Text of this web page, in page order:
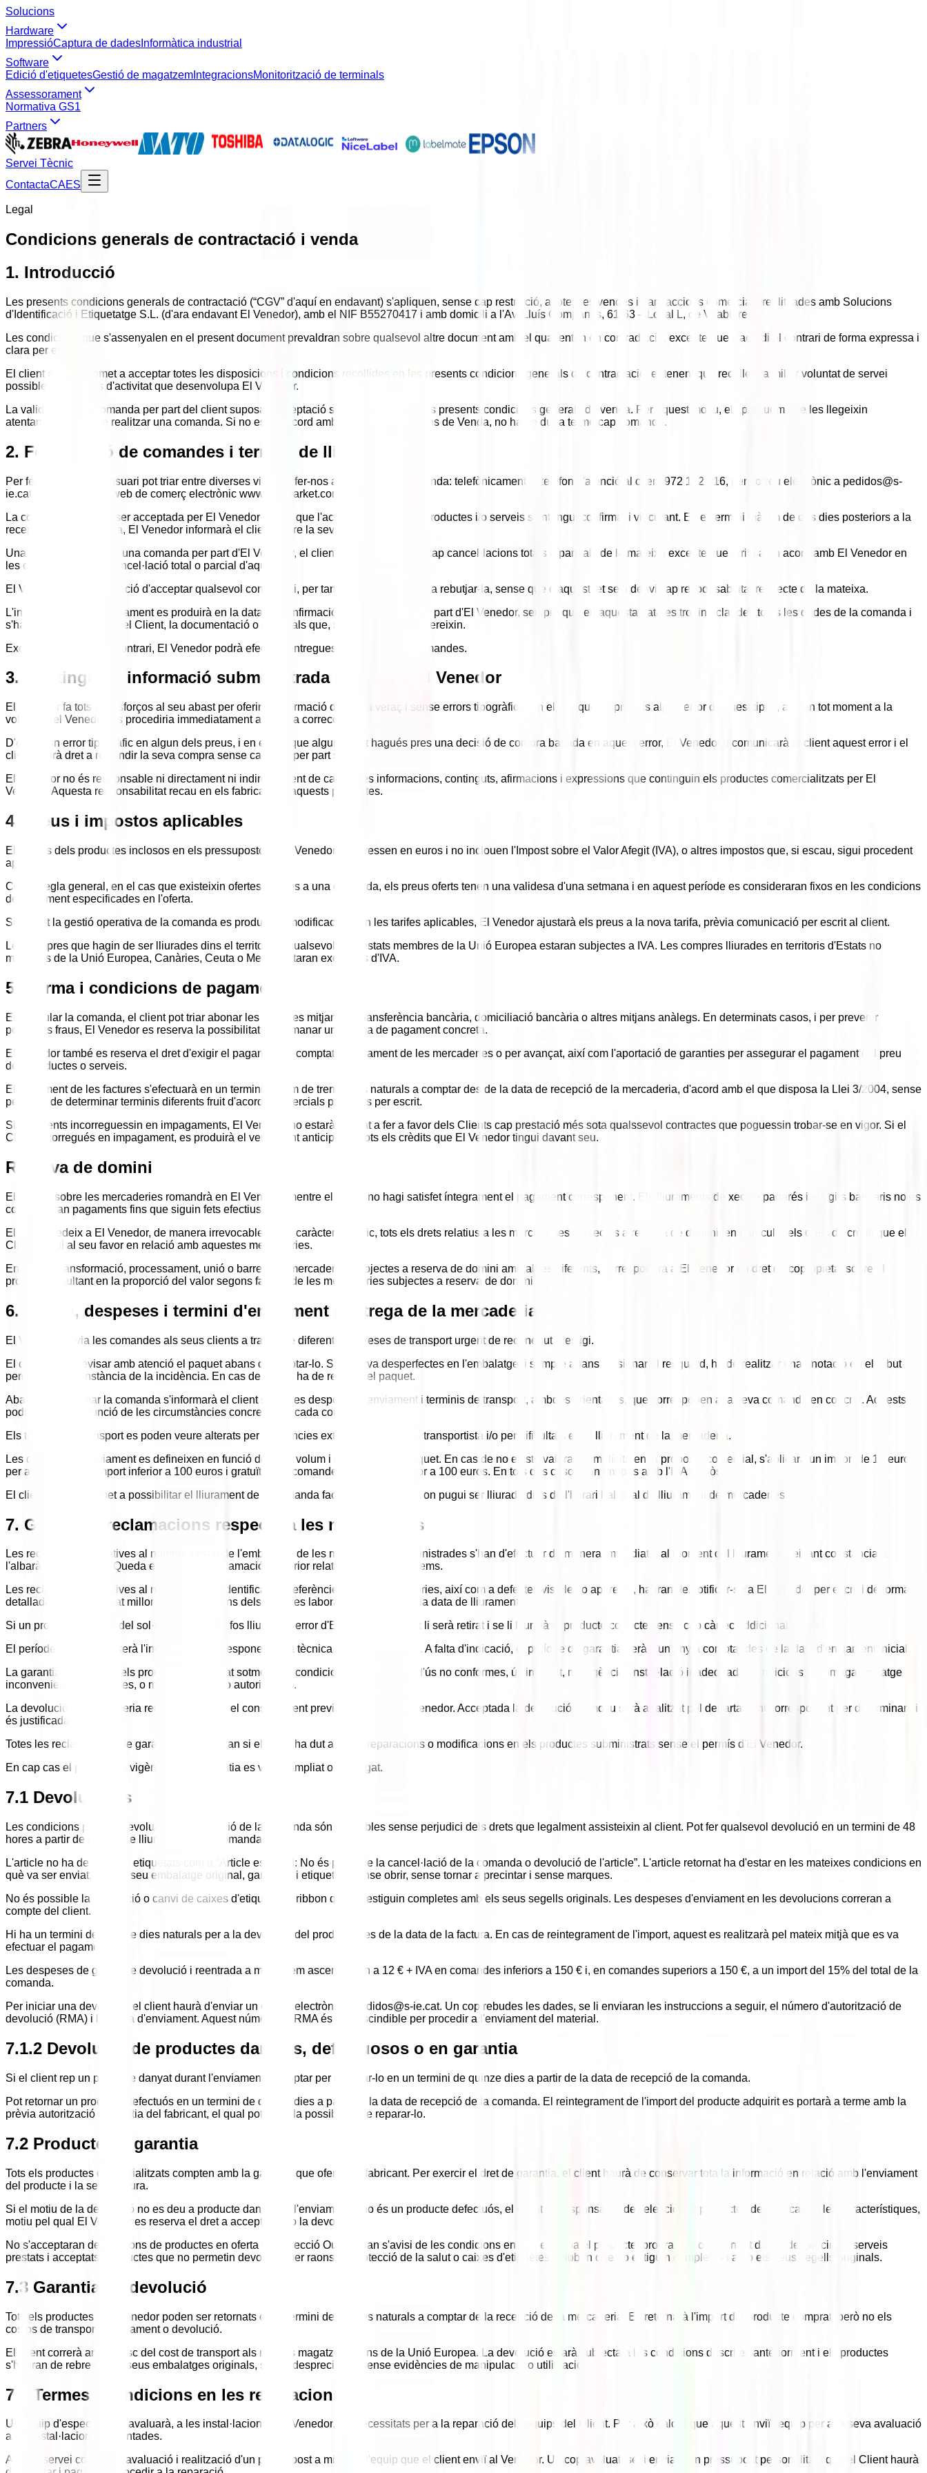
Solucions
Hardware
ImpressióCaptura de dades Informàtica industrial
Software
Edició d'etiquetesGestió de magatzem IntegracionsMonitorització de terminals
Assessorament
Normativa GS1
Partners
Servei Tècnic
ContactaCAES
Legal
Condicions generals de contractació i venda
1. Introducció
Les presents condicions generals de contractació (“CGV” d'aquí en endavant) s'apliquen, sense cap restricció, a totes les vendes i transaccions comercials realitzades amb Solucions
d'Identificació i Etiquetatge S.L. (d'ara endavant El Venedor), amb el NIF B55270417 i amb domicili a l'Av. Lluís Companys, 61-63 – Local L, de Vilablareix.
Les condicions que s'assenyalen en el present document prevaldran sobre qualsevol altre document amb el qual entrin en contradicció, excepte que s'acordi el contrari de forma expressa i
clara per escrit.
El client es compromet a acceptar totes les disposicions i condicions recollides en les presents condicions generals de contractació, entenent que recullen la millor voluntat de servei
possible per al tipus d'activitat que desenvolupa El Venedor.
La validació de la comanda per part del client suposa l'acceptació sense reserves de les presents condicions generals de venda. Per aquest motiu, els preguem que les llegeixin
atentament abans de realitzar una comanda. Si no està d'acord amb totes les Condicions de Venda, no ha de dur a terme cap comanda.
2. Formulació de comandes i termini de lliurament
Per fer una compra, l'usuari pot triar entre diverses vies per fer-nos arribar la seva comanda: telefònicament al telèfon d'atenció al client 972 102 616, per correu electrònic a pedidos@s-
ie.cat o a través de la web de comerç electrònic www.s-iemarket.com.
La comanda haurà de ser acceptada per El Venedor per tal que l'acord de venda dels productes i/o serveis s'entengui confirmat i vinculant. En el termini màxim de dos dies posteriors a la
recepció de la comanda, El Venedor informarà el client sobre la seva acceptació.
Una vegada acceptada una comanda per part d'El Venedor, el client no podrà portar a cap cancel·lacions totals o parcials de la mateixa excepte que arribi a un acord amb El Venedor en
les condicions per la cancel·lació total o parcial d'aquesta.
El Venedor no té l'obligació d'acceptar qualsevol comanda i, per tant, es reserva el dret a rebutjar-la, sense que d'aquest fet se'n derivi cap responsabilitat respecte de la mateixa.
L'inici del termini de lliurament es produirà en la data de confirmació de la comanda per part d'El Venedor, sempre que en aquesta data es trobin aclarides totes les dades de la comanda i
s'hagi aportat, per part del Client, la documentació o materials que, si és el cas, es requereixin.
Excepte si es pacta el contrari, El Venedor podrà efectuar entregues parcials de les comandes.
3. Continguts i informació subministrada per part d'El Venedor
El Venedor fa tots els esforços al seu abast per oferir la informació de forma veraç i sense errors tipogràfics. En el cas que es produís algun error d'aquest tipus, aliè en tot moment a la
voluntat del Venedor, es procediria immediatament a la seva correcció.
D'existir un error tipogràfic en algun dels preus, i en el cas que algun client hagués pres una decisió de compra basada en aquest error, El Venedor li comunicarà al client aquest error i el
client tindrà dret a rescindir la seva compra sense cap cost per part seva.
El Venedor no és responsable ni directament ni indirectament de cap de les informacions, continguts, afirmacions i expressions que continguin els productes comercialitzats per El
Venedor. Aquesta responsabilitat recau en els fabricants d'aquests productes.
4. Preus i impostos aplicables
Els preus dels productes inclosos en els pressupostos d'El Venedor s'expressen en euros i no inclouen l'Impost sobre el Valor Afegit (IVA), o altres impostos que, si escau, sigui procedent
aplicar.
Com a regla general, en el cas que existeixin ofertes prèvies a una comanda, els preus oferts tenen una validesa d'una setmana i en aquest període es consideraran fixos en les condicions
de pagament especificades en l'oferta.
Si durant la gestió operativa de la comanda es produïssin modificacions en les tarifes aplicables, El Venedor ajustarà els preus a la nova tarifa, prèvia comunicació per escrit al client.
Les compres que hagin de ser lliurades dins el territori de qualsevol dels estats membres de la Unió Europea estaran subjectes a IVA. Les compres lliurades en territoris d'Estats no
membres de la Unió Europea, Canàries, Ceuta o Melilla estaran exemptes d'IVA.
5. Forma i condicions de pagament
En formular la comanda, el client pot triar abonar les compres mitjançant transferència bancària, domiciliació bancària o altres mitjans anàlegs. En determinats casos, i per prevenir
possibles fraus, El Venedor es reserva la possibilitat de demanar una forma de pagament concreta.
El Venedor també es reserva el dret d'exigir el pagament al comptat al lliurament de les mercaderies o per avançat, així com l'aportació de garanties per assegurar el pagament del preu
dels productes o serveis.
El pagament de les factures s'efectuarà en un termini màxim de trenta dies naturals a comptar des de la data de recepció de la mercaderia, d'acord amb el que disposa la Llei 3/2004, sense
perjudici de determinar terminis diferents fruit d'acords comercials plasmats per escrit.
Si els clients incorreguessin en impagaments, El Venedor no estarà obligat a fer a favor dels Clients cap prestació més sota qualssevol contractes que poguessin trobar-se en vigor. Si el
Client incorregués en impagament, es produirà el venciment anticipat de tots els crèdits que El Venedor tingui davant seu.
Reserva de domini
El domini sobre les mercaderies romandrà en El Venedor mentre el Client no hagi satisfet íntegrament el pagament corresponent. Els lliuraments de xecs o pagarés i els girs bancaris no es
consideraran pagaments fins que siguin fets efectius.
El Client cedeix a El Venedor, de manera irrevocable i amb caràcter genèric, tots els drets relatius a les mercaderies subjectes a reserva de domini, en particular els drets de crèdit que el
Client tingui al seu favor en relació amb aquestes mercaderies.
En cas de transformació, processament, unió o barreja de mercaderies subjectes a reserva de domini amb altres diferents, correspondrà a El Venedor un dret de copropietat sobre el
producte resultant en la proporció del valor segons factura de les mercaderies subjectes a reserva de domini.
6. Forma, despeses i termini d'enviament i entrega de la mercaderia
El Venedor envia les comandes als seus clients a través de diferents empreses de transport urgent de reconegut prestigi.
El client ha de revisar amb atenció el paquet abans d'acceptar-lo. Si observa desperfectes en l'embalatge, i sempre abans de signar el resguard, ha de realitzar una anotació en el rebut
perquè quedi constància de la incidència. En cas de dubte, ha de rebutjar el paquet.
Abans de confirmar la comanda s'informarà el client sobre les despeses d'enviament i terminis de transport, ambdós orientatius, que corresponen a la seva comanda en concret. Aquests
podran variar en funció de les circumstàncies concretes de cada comanda.
Els terminis de transport es poden veure alterats per incidències extraordinàries en el transportista i/o per dificultats en el lliurament de la mercaderia.
Les despeses d'enviament es defineixen en funció del pes, volum i destinació del paquet. En cas de no existir valoració implícita en la proposta comercial, s'aplicarà un import de 10 euros
per a comandes d'import inferior a 100 euros i gratuït per a comandes d'import superior a 100 euros. En tots dos casos són imports amb l'IVA exclòs.
El client es compromet a possibilitar el lliurament de la comanda facilitant una adreça on pugui ser lliurada dins de l'horari habitual de lliurament de mercaderies.
7. Garantia i reclamacions respecte a les mercaderies
Les reclamacions relatives al nombre i estat de l'embalatge de les mercaderies subministrades s'han d'efectuar de manera immediata, al moment del lliurament, deixant constància a
l'albarà de lliurament. Queda exclosa tota reclamació posterior relativa a aquests extrems.
Les reclamacions relatives al nombre, estat, identificació i referències de les mercaderies, així com a defectes visibles o aparents, hauran de notificar-se a El Venedor per escrit i de forma
detallada com més aviat millor i, en tot cas, dins dels dos dies laborables següents a la data de lliurament.
Si un producte diferent del sol·licitat pel client fos lliurat per error d'El Venedor, aquest li serà retirat i se li lliurarà el producte correcte sense cap càrrec addicional.
El període de garantia serà l'indicat en la corresponent fitxa tècnica de cada producte. A falta d'indicació, el període de garantia serà d'un any a comptar des de la data d'enviament inicial.
La garantia no regirà si els productes han estat sotmesos a condicions ambientals o d'ús no conformes, ús indegut, negligència, instal·lació inadequada, condicions d'emmagatzematge
inconvenients o anòmales, o modificacions no autoritzades.
La devolució de mercaderia requerirà sempre el consentiment previ i per escrit d'El Venedor. Acceptada la devolució, el motiu serà analitzat pel departament corresponent per determinar si
és justificada o no.
Totes les reclamacions de garantia s'invalidaran si el client ha dut a terme reparacions o modificacions en els productes subministrats sense el permís d'El Venedor.
En cap cas el període de vigència de la garantia es veurà ampliat o prorrogat.
7.1 Devolucions
Les condicions per a la devolució i cancel·lació de la comanda són aplicables sense perjudici dels drets que legalment assisteixin al client. Pot fer qualsevol devolució en un termini de 48
hores a partir de la data de lliurament de la comanda.
L'article no ha de ser dels etiquetats com a “Article especial: No és possible la cancel·lació de la comanda o devolució de l'article”. L'article retornat ha d'estar en les mateixes condicions en
què va ser enviat, amb el seu embalatge original, garanties i etiquetes, sense obrir, sense tornar a precintar i sense marques.
No és possible la devolució o canvi de caixes d'etiquetes o ribbon que no estiguin completes amb els seus segells originals. Les despeses d'enviament en les devolucions correran a
compte del client.
Hi ha un termini de catorze dies naturals per a la devolució del producte des de la data de la factura. En cas de reintegrament de l'import, aquest es realitzarà pel mateix mitjà que es va
efectuar el pagament.
Les despeses de gestió de devolució i reentrada a magatzem ascendeixen a 12 € + IVA en comandes inferiors a 150 € i, en comandes superiors a 150 €, a un import del 15% del total de la
comanda.
Per iniciar una devolució, el client haurà d'enviar un correu electrònic a pedidos@s-ie.cat. Un cop rebudes les dades, se li enviaran les instruccions a seguir, el número d'autorització de
devolució (RMA) i l'adreça d'enviament. Aquest número de RMA és imprescindible per procedir a l'enviament del material.
7.1.2 Devolució de productes danyats, defectuosos o en garantia
Si el client rep un producte danyat durant l'enviament, pot optar per retornar-lo en un termini de quinze dies a partir de la data de recepció de la comanda.
Pot retornar un producte defectuós en un termini de quinze dies a partir de la data de recepció de la comanda. El reintegrament de l'import del producte adquirit es portarà a terme amb la
prèvia autorització i garantia del fabricant, el qual pot oferir la possibilitat de reparar-lo.
7.2 Producte en garantia
Tots els productes comercialitzats compten amb la garantia que ofereix el fabricant. Per exercir el dret de garantia, el client haurà de conservar tota la informació en relació amb l'enviament
del producte i la seva factura.
Si el motiu de la devolució no es deu a producte danyat en l'enviament o no és un producte defectuós, el client és responsable de l'elecció del producte i de verificar-ne les característiques,
motiu pel qual El Venedor es reserva el dret a acceptar o no la devolució.
No s'acceptaran devolucions de productes en oferta de la secció Outlet quan s'avisi de les condicions en què es troba el producte, programari o contingut digital desprecintat, serveis
prestats i acceptats, productes que no permetin devolució per raons de protecció de la salut o caixes d'etiquetes o ribbon que no estiguin completes i amb els seus segells originals.
7.3 Garantia de devolució
Tots els productes d'El Venedor poden ser retornats en el termini de 14 dies naturals a comptar de la recepció de la mercaderia. Es retornarà l'import del producte comprat, però no els
costos de transport d'enviament o devolució.
El client correrà amb el risc del cost de transport als nostres magatzems dins de la Unió Europea. La devolució estarà subjecta a les condicions descrites anteriorment i els productes
s'hauran de rebre en els seus embalatges originals, sense desprecintar i sense evidències de manipulació o utilització.
7.4 Termes i condicions en les reparacions
Un equip d'especialistes avaluarà, a les instal·lacions d'El Venedor, les necessitats per a la reparació dels equips del Client. Per això caldrà que aquest enviï l'equip per a la seva avaluació
a les instal·lacions esmentades.
Aquest servei comprèn l'avaluació i realització d'un pressupost a mida de l'equip que el client enviï al Venedor. Un cop avaluat, se li enviarà un pressupost personalitzat que el Client haurà